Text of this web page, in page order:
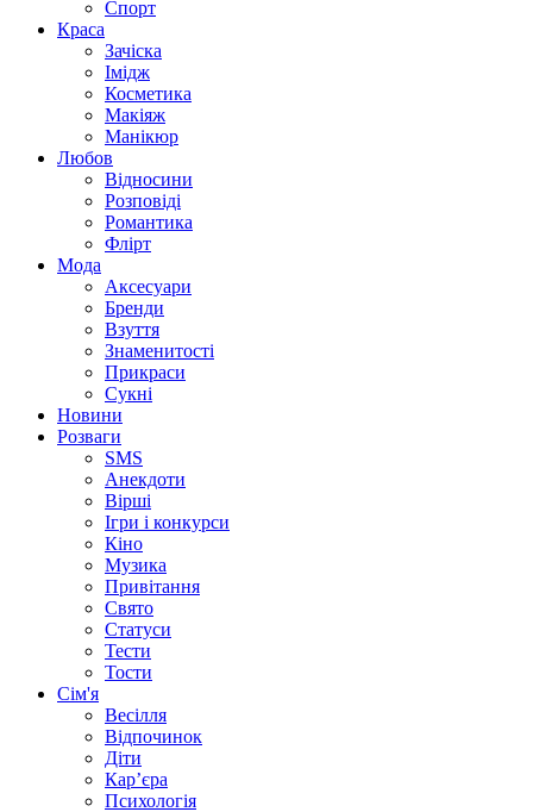
Спорт
Краса
Зачіска
Імідж
Косметика
Макіяж
Манікюр
Любов
Відносини
Розповіді
Романтика
Флірт
Мода
Аксесуари
Бренди
Взуття
Знаменитості
Прикраси
Сукні
Новини
Розваги
SMS
Анекдоти
Вірші
Ігри і конкурси
Кіно
Музика
Привітання
Свято
Статуси
Тести
Тости
Сім'я
Весілля
Відпочинок
Діти
Кар’єра
Психологія